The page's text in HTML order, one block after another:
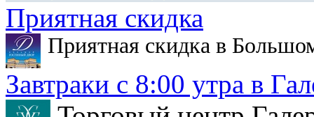
Приятная скидка
Приятная скидка в
Завтраки с 8:00 утра в